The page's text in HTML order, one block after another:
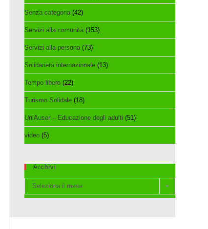
Senza categoria (42)
Servizi alla comunità (153)
Servizi alla persona (73)
Solidarietà internazionale (13)
Tempo libero (22)
Turismo Solidale (18)
UniAuser – Educazione degli adulti (51)
video (5)
Archivi
Archivi
Seleziona il mese